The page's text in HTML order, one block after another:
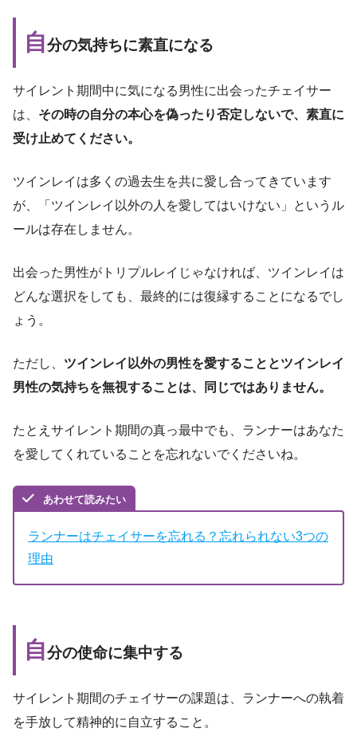
自分の気持ちに素直になる
サイレント期間中に気になる男性に出会ったチェイサー
は、 その時の自分の本心を偽ったり否定しないで、素直に
受け止めてください。
ツインレイは多くの過去生を共に愛し合ってきています
が、「ツインレイ以外の人を愛してはいけない」というル
ールは存在しません。
出会った男性がトリプルレイじゃなければ、ツインレイは
どんな選択をしても、最終的には復縁することになるでし
ょう。
ただし、 ツインレイ以外の男性を愛することとツインレイ
男性の気持ちを無視することは、同じではありません。
たとえサイレント期間の真っ最中でも、ランナーはあなた
を愛してくれていることを忘れないでくださいね。
あわせて読みたい
ランナーはチェイサーを忘れる？忘れられない3つの
理由
自分の使命に集中する
サイレント期間のチェイサーの課題は、ランナーへの執着
を手放して精神的に自立すること。